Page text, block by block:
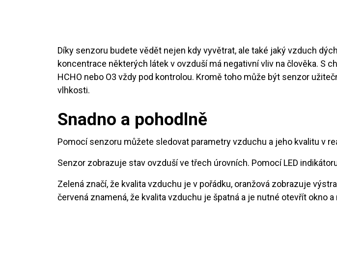
Díky senzoru budete vědět nejen kdy vyvětrat, ale také jaký vzduch
koncentrace některých látek v ovzduší má negativní vliv na člověka. S
HCHO nebo O3 vždy pod kontrolou. Kromě toho může být senzor
vlhkosti.
Snadno a pohodlně
Pomocí senzoru můžete sledovat parametry vzduchu a jeho kvalitu v
Senzor zobrazuje stav ovzduší ve třech úrovních. Pomocí LED
Zelená značí, že kvalita vzduchu je v pořádku, oranžová zobrazuje
červená znamená, že kvalita vzduchu je špatná a je nutné otevřít okno